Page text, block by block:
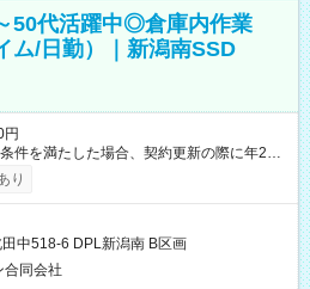
50代活躍中◎倉庫内作業
ム/日勤）｜新潟南SSD
件を満たした場合、契約更新の際に年2回
度あり ※月末締/翌
外手当、別途支給 ※深夜割増賃金 (22:00～
す！ 【試用期間】試用期間
1週間 雇用形態、給与は本採用時と同じ
り
中518-6 DPL新潟南 B区画
合同会社